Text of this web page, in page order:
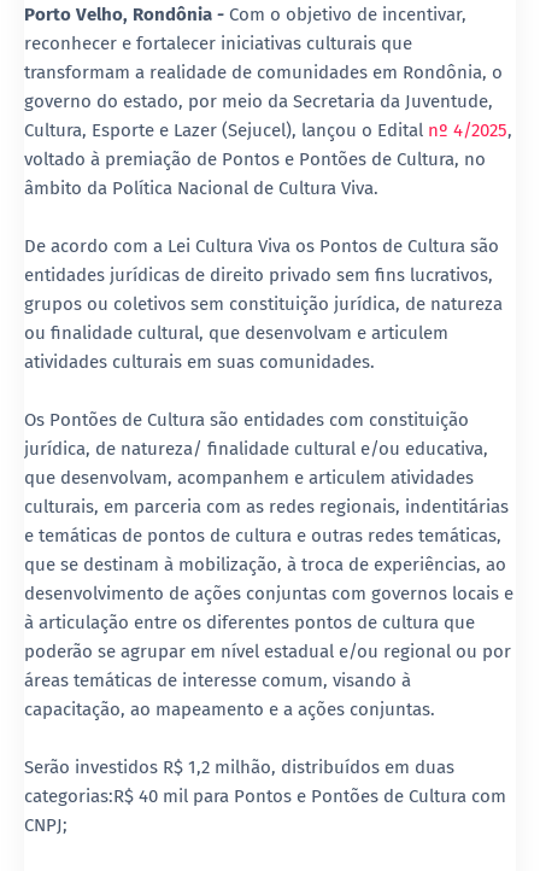
Porto Velho, Rondônia - Com o objetivo de incentivar,
reconhecer e fortalecer iniciativas culturais que
transformam a realidade de comunidades em Rondônia, o
governo do estado, por meio da Secretaria da Juventude,
Cultura, Esporte e Lazer (Sejucel), lançou o Edital nº 4/2025,
voltado à premiação de Pontos e Pontões de Cultura, no
âmbito da Política Nacional de Cultura Viva.
De acordo com a Lei Cultura Viva os Pontos de Cultura são
entidades jurídicas de direito privado sem fins lucrativos,
grupos ou coletivos sem constituição jurídica, de natureza
ou finalidade cultural, que desenvolvam e articulem
atividades culturais em suas comunidades.
Os Pontões de Cultura são entidades com constituição
jurídica, de natureza/ finalidade cultural e/ou educativa,
que desenvolvam, acompanhem e articulem atividades
culturais, em parceria com as redes regionais, indentitárias
e temáticas de pontos de cultura e outras redes temáticas,
que se destinam à mobilização, à troca de experiências, ao
desenvolvimento de ações conjuntas com governos locais e
à articulação entre os diferentes pontos de cultura que
poderão se agrupar em nível estadual e/ou regional ou por
áreas temáticas de interesse comum, visando à
capacitação, ao mapeamento e a ações conjuntas.
Serão investidos R$ 1,2 milhão, distribuídos em duas
categorias:R$ 40 mil para Pontos e Pontões de Cultura com
CNPJ;